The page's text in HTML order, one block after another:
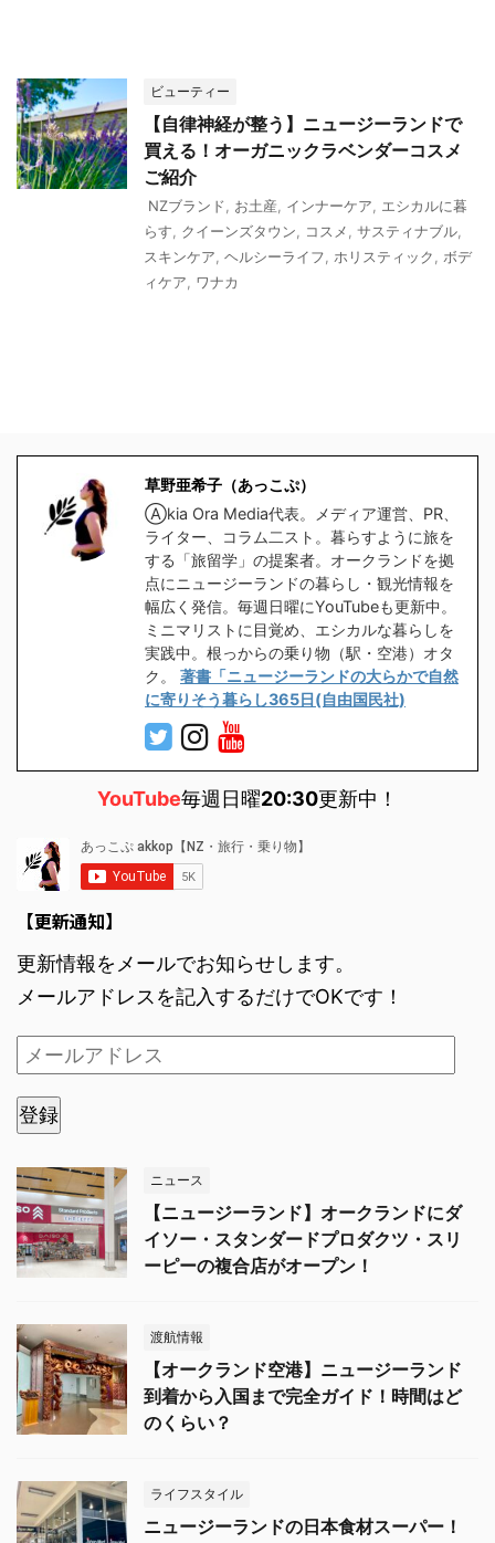
ビューティー
【自律神経が整う】ニュージーランドで
買える！オーガニックラベンダーコスメ
ご紹介
NZブランド お土産 インナーケア
エシカルに暮
らす
クイーンズタウン コスメ サスティナブル
スキンケア ヘルシーライフ ホリスティック
ボデ
ィケア
ワナカ
草野亜希子（あっこぷ）
Ⓐkia Ora Media代表。メディア運営、PR、
ライター、コラム二スト。暮らすように旅を
する「旅留学」の提案者。オークランドを拠
点にニュージーランドの暮らし・観光情報を
幅広く発信。毎週日曜にYouTubeも更新中。
ミニマリストに目覚め、エシカルな暮らしを
実践中。根っからの乗り物（駅・空港）オタ
ク。 著書「ニュージーランドの大らかで自然
に寄りそう暮らし365日(自由国民社)
YouTube毎週日曜20:30更新中！
【更新通知】
更新情報をメールでお知らせします。
メールアドレスを記入するだけでOKです！
登録
ニュース
【ニュージーランド】オークランドにダ
イソー・スタンダードプロダクツ・スリ
ーピーの複合店がオープン！
渡航情報
【オークランド空港】ニュージーランド
到着から入国まで完全ガイド！時間はど
のくらい？
ライフスタイル
ニュージーランドの日本食材スーパー！